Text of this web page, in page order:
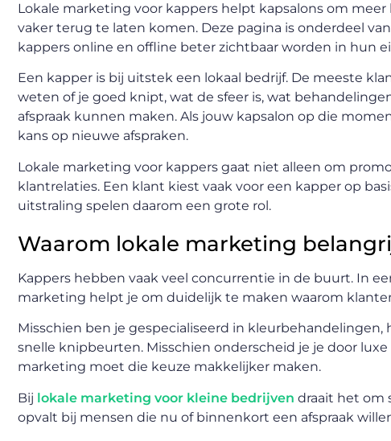
Lokale marketing voor kappers helpt kapsalons om
vaker terug te laten komen. Deze pagina is onderdeel
kappers online en offline beter zichtbaar worden in hun
Een kapper is bij uitstek een lokaal bedrijf. De meeste
weten of je goed knipt, wat de sfeer is, wat
afspraak kunnen maken. Als jouw kapsalon op die
kans op nieuwe afspraken.
Lokale marketing voor kappers gaat niet alleen om
klantrelaties. Een klant kiest vaak voor een kapper op
uitstraling spelen daarom een grote rol.
Waarom lokale marketing
Kappers hebben vaak veel concurrentie in de buurt. In
marketing helpt je om duidelijk te maken waarom
Misschien ben je gespecialiseerd in
snelle knipbeurten. Misschien onderscheid je je door
marketing moet die keuze makkelijker maken.
Bij lokale marketing voor kleine bedrijven draait het om
opvalt bij mensen die nu of binnenkort een afspraak